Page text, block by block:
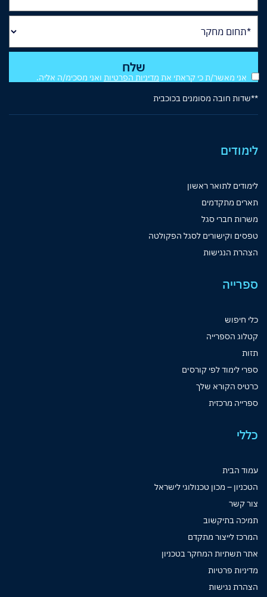
אני מאשר/ת כי קראתי את מדיניות הפרטיות
ואני מסכימ/ה אליה.
**שדות חובה מסומנים בכוכבית
לימודים
לימודים לתואר ראשון
תארים מתקדמים
משרות חברי סגל
טפסים וקישורים לסגל הפקולטה
הצהרת הנגישות
ספרייה
כלי חיפוש
קטלוג הספרייה
תזות
ספרי לימוד לפי קורסים
כרטיס הקורא שלך
ספרייה מרכזית
כללי
עמוד הבית
הטכניון – מכון טכנולוגי לישראל
צור קשר
תמיכה בתיקשוב
המרכז לייצור מתקדם
אתר תשתיות המחקר בטכניון
מדיניות פרטיות
הצהרת נגישות